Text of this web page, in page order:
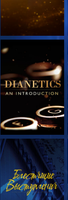
СМОТРЕТЬ
ПЕРЕДАЧИ
СМОТРЕТЬ